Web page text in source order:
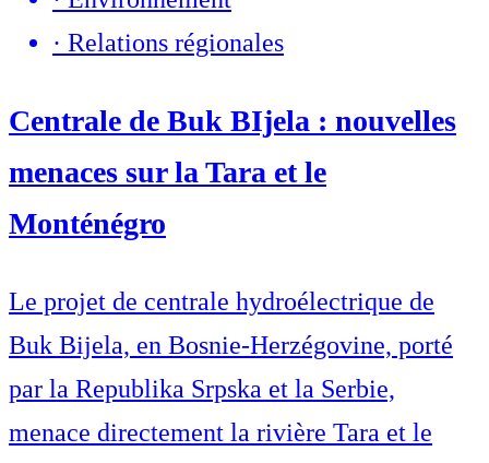
· Relations régionales
Centrale de Buk BIjela : nouvelles
menaces sur la Tara et le
Monténégro
Le projet de centrale hydroélectrique de
Buk Bijela, en Bosnie-Herzégovine, porté
par la Republika Srpska et la Serbie,
menace directement la rivière Tara et le